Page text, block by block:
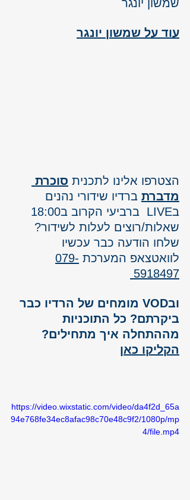
שמשון יונגר
עוד על שמשון יונגר
הצטרפו אלינו לתכנית סוכרת
מדברת ברדיו שידורי נהנים
בLIVE  ברביעי הקרוב ב18:00
שאלות/רוצים לעלות לשידור?
שלחו הודעה כבר עכשיו
לוואטצאפ המערכת 079-
5918497
ובVOD מומחים של הרדיו כבר
ביקרתם? כל התוכניות
מההתחלה איך מתחילים?
הקליקו כאן
https://video.wixstatic.com/video/da4f2d_65a
94e768fe34ec8afac98c70e48c9f2/1080p/mp
4/file.mp4